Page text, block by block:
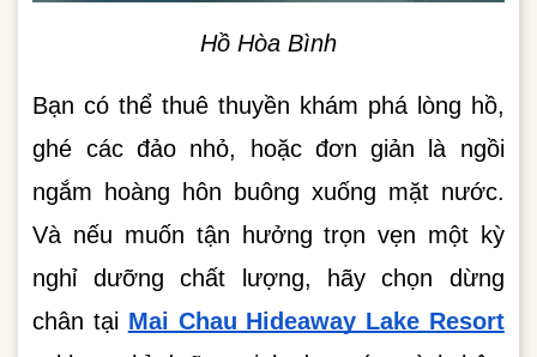
Hồ Hòa Bình
Bạn có thể thuê thuyền khám phá lòng hồ,
ghé các đảo nhỏ, hoặc đơn giản là ngồi
ngắm hoàng hôn buông xuống mặt nước.
Và nếu muốn tận hưởng trọn vẹn một kỳ
nghỉ dưỡng chất lượng, hãy chọn dừng
chân tại Mai Chau Hideaway Lake Resort